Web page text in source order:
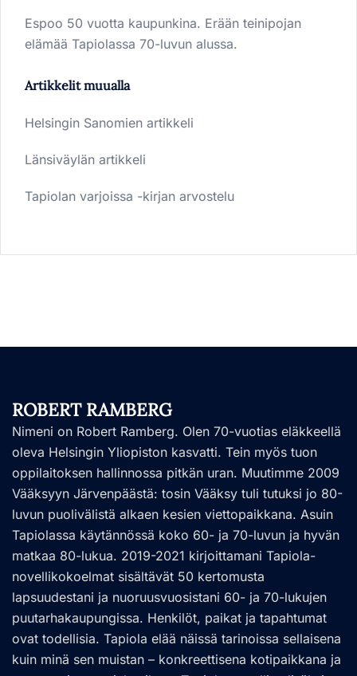
Espoo 50 vuotta kaupunkina. Erään teinipojan
elämää Tapiolassa 70-luvun alussa.
Artikkelit muualla
Helsingin Sanomien artikkeli
Länsiväylän artikkeli
Tapiolan varjoissa -kirjan arvostelu
ROBERT RAMBERG
Nimeni on Robert Ramberg. Olen 70-vuotias eläkkeellä
oleva Helsingin Yliopiston kasvatti. Tein myös tuon
oppilaitoksen hallinnossa pitkän uran. Muutimme 2009
Vääksyyn Järvenpäästä: tosin Vääksy tuli tutuksi jo 80-
luvun puolivälistä alkaen kesien viettopaikkana. Asuin
Tapiolassa käytännössä koko 60- ja 70-luvun ja hyvän
matkaa 80-lukua. 2019-2021 kirjoittamani Tapiola-
novellikokoelmat sisältävät 50 kertomusta
lapsuudestani ja nuoruusvuosistani 60- ja 70-lukujen
puutarhakaupungissa. Henkilöt, paikat ja tapahtumat
ovat todellisia. Tapiola elää näissä tarinoissa sellaisena
kuin minä sen muistan – konkreettisena kotipaikkana ja